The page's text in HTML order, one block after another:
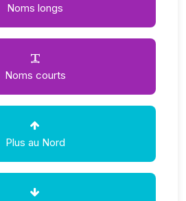
Noms longs
Noms courts
Plus au Nord